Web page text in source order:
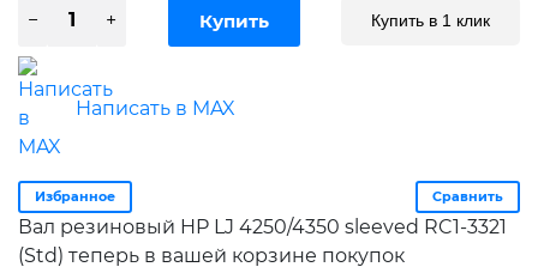
Купить в 1 клик
Написать в MAX
Избранное Сравнить
Вал резиновый HP LJ 4250/4350 sleeved RC1-3321
(Std) теперь в вашей корзине покупок